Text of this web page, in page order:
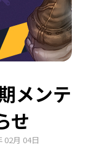
メンテ
せ
02月 04日